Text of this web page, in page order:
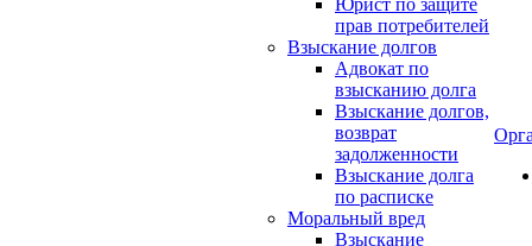
Юрист по защите
прав потребителей
Взыскание долгов
Адвокат по
взысканию долга
Взыскание долгов,
возврат
задолженности
Взыскание долга
по расписке
Моральный вред
Взыскание